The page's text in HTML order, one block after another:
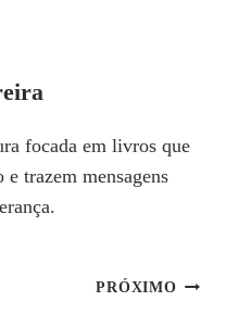
focada em livros que
e trazem mensagens
PRÓXIMO